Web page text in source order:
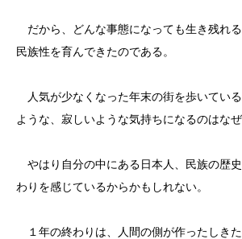
だから、どんな事態になっても生き残れ
民族性を育んできたのである。
人気が少なくなった年末の街を歩いてい
ような、寂しいような気持ちになるのはなぜ
やはり自分の中にある日本人、民族の歴
わりを感じているからかもしれない。
１年の終わりは、人間の側が作ったしき